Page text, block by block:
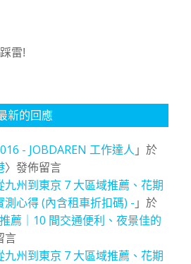
雷!
新的回應
- JOBDAREN 工作達人 」於
〉發佈留言
九州到東京 7 大區域推薦、花期
心得 (內含租車折扣碼) - 」於
薦｜10 間交通便利、夜景佳的
言
九州到東京 7 大區域推薦、花期